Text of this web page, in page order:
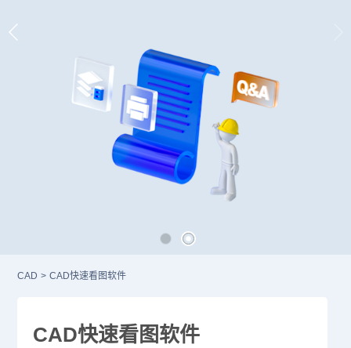
CAD > CAD快速看图软件
CAD快速看图软件